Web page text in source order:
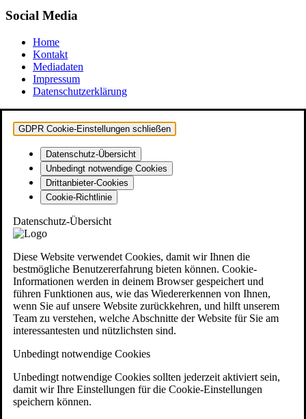
Social Media
Home
Kontakt
Mediadaten
Impressum
Datenschutzerklärung
GDPR Cookie-Einstellungen schließen
Datenschutz-Übersicht
Unbedingt notwendige Cookies
Drittanbieter-Cookies
Cookie-Richtlinie
Datenschutz-Übersicht
Diese Website verwendet Cookies, damit wir Ihnen die
bestmögliche Benutzererfahrung bieten können. Cookie-
Informationen werden in deinem Browser gespeichert und
führen Funktionen aus, wie das Wiedererkennen von Ihnen,
wenn Sie auf unsere Website zurückkehren, und hilft unserem
Team zu verstehen, welche Abschnitte der Website für Sie am
interessantesten und nützlichsten sind.
Unbedingt notwendige Cookies
Unbedingt notwendige Cookies sollten jederzeit aktiviert sein,
damit wir Ihre Einstellungen für die Cookie-Einstellungen
speichern können.